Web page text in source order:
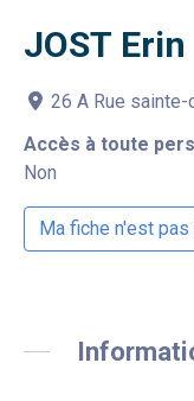
JOST Erin
26 A Rue
Accès à toute
Non
Ma fiche n'est pas